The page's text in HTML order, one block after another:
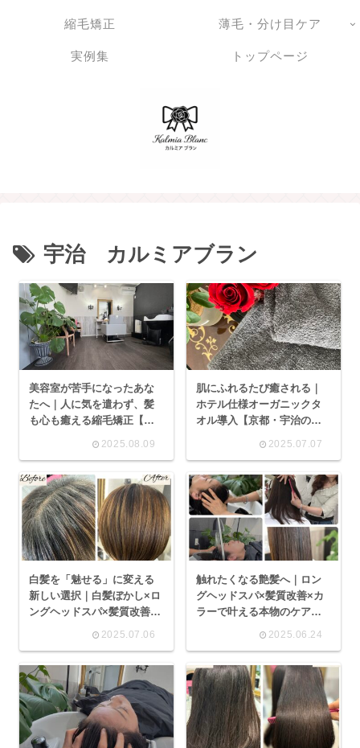
縮毛矯正 薄毛・分け目ケア
実例集 トップページ
宇治 カルミアブラン
美容室が苦手になったあな
たへ｜人に気を遣わず、髪
も心も癒える縮毛矯正【京
2025.08.09
肌にふれるたび癒される｜
ホテル仕様オーガニックタ
オル導入【京都・宇治の貸
2025.07.07
白髪を「魅せる」に変える
新しい選択｜白髪ぼかし×ロ
ングヘッドスパ×髪質改善メ
2025.07.06
触れたくなる艶髪へ｜ロン
グヘッドスパ×髪質改善×カ
ラーで叶える本物のケア｜
2025.06.24